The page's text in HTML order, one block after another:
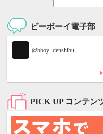
ビーボーイ電子部
@bboy_denshibu
PICK UP コンテン